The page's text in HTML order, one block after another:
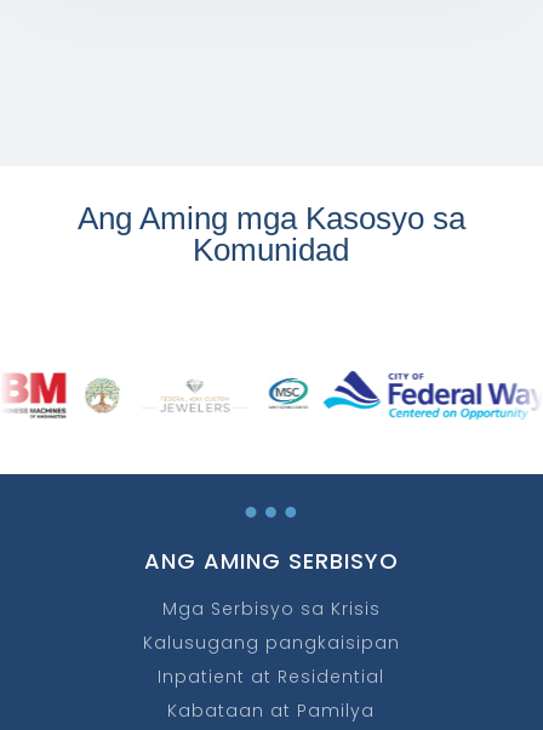
Ang Aming mga Kasosyo sa
Komunidad
…
ANG AMING SERBISYO
Mga Serbisyo sa Krisis
Kalusugang pangkaisipan
Inpatient at Residential
Kabataan at Pamilya